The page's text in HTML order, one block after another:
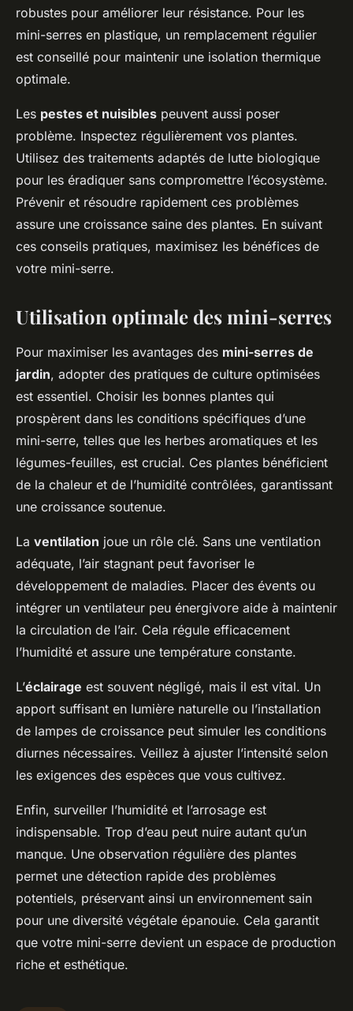
robustes pour améliorer leur résistance. Pour les
mini-serres en plastique, un remplacement régulier
est conseillé pour maintenir une isolation thermique
optimale.
Les pestes et nuisibles peuvent aussi poser
problème. Inspectez régulièrement vos plantes.
Utilisez des traitements adaptés de lutte biologique
pour les éradiquer sans compromettre l’écosystème.
Prévenir et résoudre rapidement ces problèmes
assure une croissance saine des plantes. En suivant
ces conseils pratiques, maximisez les bénéfices de
votre mini-serre.
Utilisation optimale des mini-serres
Pour maximiser les avantages des mini-serres de
jardin, adopter des pratiques de culture optimisées
est essentiel. Choisir les bonnes plantes qui
prospèrent dans les conditions spécifiques d’une
mini-serre, telles que les herbes aromatiques et les
légumes-feuilles, est crucial. Ces plantes bénéficient
de la chaleur et de l’humidité contrôlées, garantissant
une croissance soutenue.
La ventilation joue un rôle clé. Sans une ventilation
adéquate, l’air stagnant peut favoriser le
développement de maladies. Placer des évents ou
intégrer un ventilateur peu énergivore aide à maintenir
la circulation de l’air. Cela régule efficacement
l’humidité et assure une température constante.
L’éclairage est souvent négligé, mais il est vital. Un
apport suffisant en lumière naturelle ou l’installation
de lampes de croissance peut simuler les conditions
diurnes nécessaires. Veillez à ajuster l’intensité selon
les exigences des espèces que vous cultivez.
Enfin, surveiller l’humidité et l’arrosage est
indispensable. Trop d’eau peut nuire autant qu’un
manque. Une observation régulière des plantes
permet une détection rapide des problèmes
potentiels, préservant ainsi un environnement sain
pour une diversité végétale épanouie. Cela garantit
que votre mini-serre devient un espace de production
riche et esthétique.